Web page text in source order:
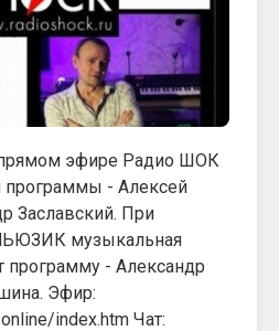
эфире Радио ШОК
- Алексей
Заславский. При
музыкальная
программу - Александр
Эфир:
index.htm Чат: